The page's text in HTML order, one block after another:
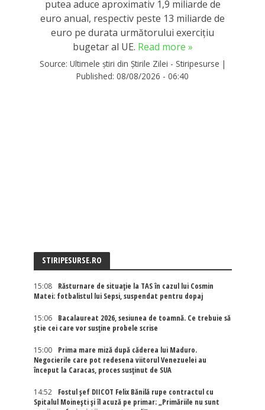
putea aduce aproximativ 1,9 miliarde de
euro anual, respectiv peste 13 miliarde de
euro pe durata următorului exercițiu
bugetar al UE. Read more »
Source: Ultimele știri din Știrile Zilei - Stiripesurse |
Published: 08/08/2026 - 06:40
STIRIPESURSE.RO
15:08
Răsturnare de situație la TAS în cazul lui Cosmin
Matei: fotbalistul lui Sepsi, suspendat pentru dopaj
15:06
Bacalaureat 2026, sesiunea de toamnă. Ce trebuie să
știe cei care vor susține probele scrise
15:00
Prima mare miză după căderea lui Maduro.
Negocierile care pot redesena viitorul Venezuelei au
început la Caracas, proces susținut de SUA
14:52
Fostul șef DIICOT Felix Bănilă rupe contractul cu
Spitalul Moinești și îl acuză pe primar: „Primăriile nu sunt